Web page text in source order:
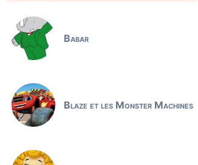
Babar
Blaze et les Monster Machines